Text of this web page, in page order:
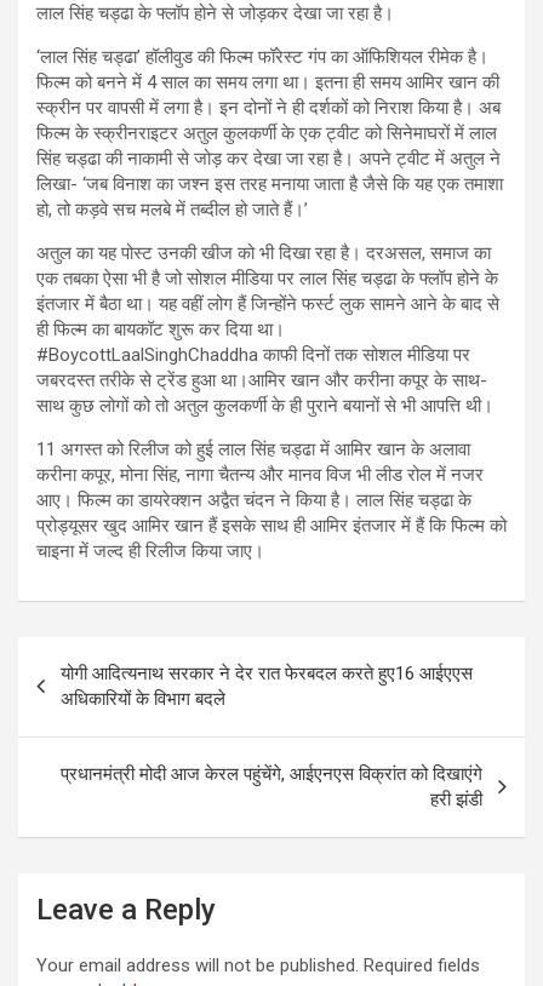
लाल सिंह चड्ढा के फ्लॉप होने से जोड़कर देखा जा रहा है।
‘लाल सिंह चड्ढा’ हॉलीवुड की फिल्म फॉरेस्ट गंप का ऑफिशियल रीमेक है।
फिल्म को बनने में 4 साल का समय लगा था। इतना ही समय आमिर खान की
स्क्रीन पर वापसी में लगा है। इन दोनों ने ही दर्शकों को निराश किया है। अब
फिल्म के स्क्रीनराइटर अतुल कुलकर्णी के एक ट्वीट को सिनेमाघरों में लाल
सिंह चड्ढा की नाकामी से जोड़ कर देखा जा रहा है। अपने ट्वीट में अतुल ने
लिखा- ‘जब विनाश का जश्न इस तरह मनाया जाता है जैसे कि यह एक तमाशा
हो, तो कड़वे सच मलबे में तब्दील हो जाते हैं।’
अतुल का यह पोस्ट उनकी खीज को भी दिखा रहा है। दरअसल, समाज का
एक तबका ऐसा भी है जो सोशल मीडिया पर लाल सिंह चड्ढा के फ्लॉप होने के
इंतजार में बैठा था। यह वहीं लोग हैं जिन्होंने फर्स्ट लुक सामने आने के बाद से
ही फिल्म का बायकॉट शुरू कर दिया था।
#BoycottLaalSinghChaddha काफी दिनों तक सोशल मीडिया पर
जबरदस्त तरीके से ट्रेंड हुआ था।आमिर खान और करीना कपूर के साथ-
साथ कुछ लोगों को तो अतुल कुलकर्णी के ही पुराने बयानों से भी आपत्ति थी।
11 अगस्त को रिलीज को हुई लाल सिंह चड्ढा में आमिर खान के अलावा
करीना कपूर, मोना सिंह, नागा चैतन्य और मानव विज भी लीड रोल में नजर
आए। फिल्म का डायरेक्शन अद्वैत चंदन ने किया है। लाल सिंह चड्ढा के
प्रोड्यूसर खुद आमिर खान हैं इसके साथ ही आमिर इंतजार में हैं कि फिल्म को
चाइना में जल्द ही रिलीज किया जाए।
Post
navigation
योगी आद‍ित्‍यनाथ सरकार ने देर रात फेरबदल करते हुए16 आईएएस
अध‍िकार‍ियों के व‍िभाग बदले
प्रधानमंत्री मोदी आज केरल पहुंचेंगे, आईएनएस विक्रांत को दिखाएंगे
हरी झंडी
Leave a Reply
Your email address will not be published. Required fields